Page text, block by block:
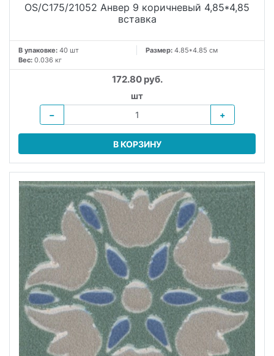
OS/C175/21052 Анвер 9 коричневый 4,85*4,85
вставка
В упаковке: 40 шт Размер: 4.85*4.85 см
Вес: 0.036 кг
172.80 руб.
шт
−
+
В КОРЗИНУ